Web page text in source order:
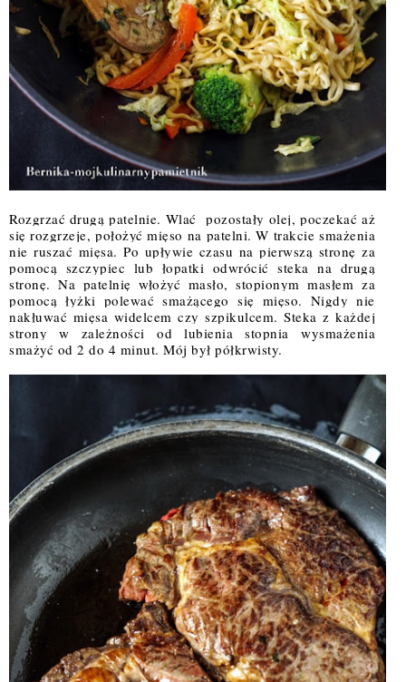
Rozgrzać drugą patelnie. Wlać  pozostały olej, poczekać aż
się rozgrzeje, położyć mięso na patelni. W trakcie smażenia
nie ruszać mięsa. Po upływie czasu na pierwszą stronę za
pomocą szczypiec lub łopatki odwrócić steka na drugą
stronę. Na patelnię włożyć masło, stopionym masłem za
pomocą łyżki polewać smażącego się mięso. Nigdy nie
nakłuwać mięsa widelcem czy szpikulcem. Steka z każdej
strony w zależności od lubienia stopnia wysmażenia
smażyć od 2 do 4 minut. Mój był półkrwisty.